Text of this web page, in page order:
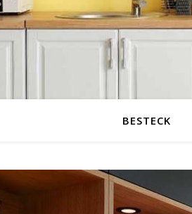
BESTECK